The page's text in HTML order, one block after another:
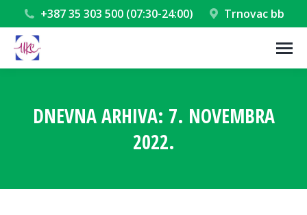
+387 35 303 500 (07:30-24:00) Trnovac bb
DNEVNA ARHIVA: 7. NOVEMBRA
2022.